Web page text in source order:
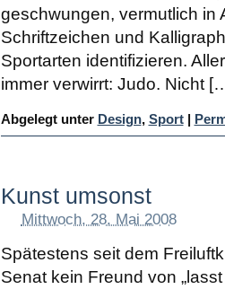
geschwungen, vermutlich in
Schriftzeichen und
Sportarten identifizieren.
immer verwirrt: Judo. Nicht
Abgelegt unter Design, Sport |
Kunst umsonst
Mittwoch, 28. Mai 2008
Spätestens seit dem
Senat kein Freund von